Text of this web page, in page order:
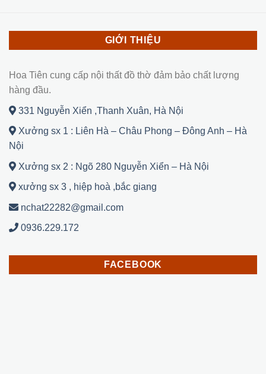
GIỚI THIỆU
Hoa Tiên cung cấp nội thất đồ thờ đảm bảo chất lượng
hàng đầu.
331 Nguyễn Xiển ,Thanh Xuân, Hà Nội
Xưởng sx 1 : Liên Hà – Châu Phong – Đông Anh – Hà
Nội
Xưởng sx 2 : Ngõ 280 Nguyễn Xiển – Hà Nội
xưởng sx 3 , hiệp hoà ,bắc giang
nchat22282@gmail.com
0936.229.172
FACEBOOK